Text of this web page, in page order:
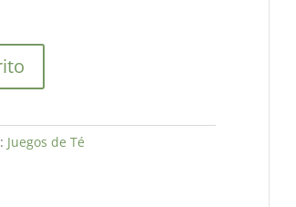
Juegos de Té